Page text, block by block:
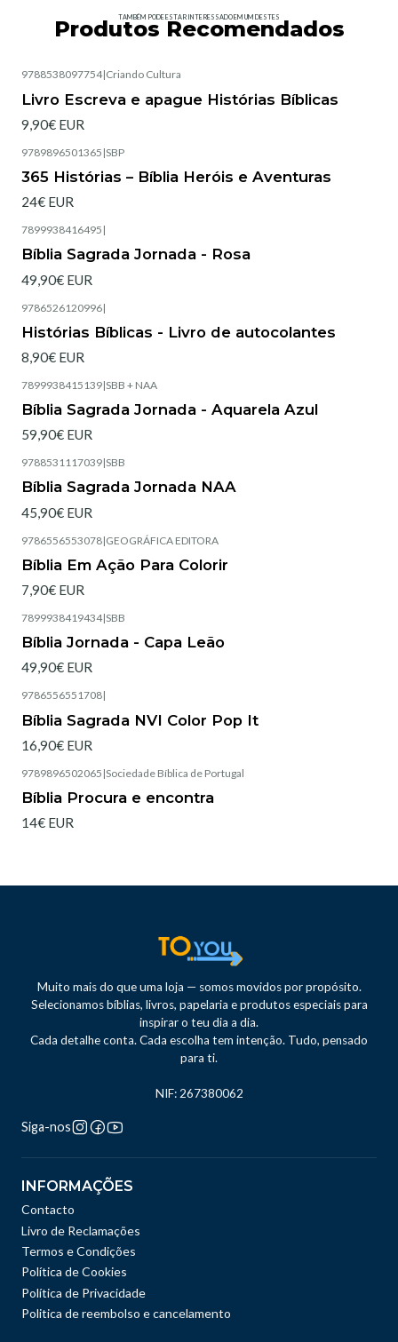
TAMBÉM PODE ESTAR INTERESSADO EM UM DESTES
Produtos Recomendados
9788538097754|Criando Cultura
Livro Escreva e apague Histórias Bíblicas
9,90€ EUR
9789896501365 |SBP
365 Histórias – Bíblia Heróis e Aventuras
24€ EUR
7899938416495 |
Bíblia Sagrada Jornada - Rosa
49,90€ EUR
9786526120996|
Histórias Bíblicas - Livro de autocolantes
8,90€ EUR
7899938415139|SBB + NAA
Bíblia Sagrada Jornada - Aquarela Azul
59,90€ EUR
9788531117039|SBB
Bíblia Sagrada Jornada NAA
45,90€ EUR
9786556553078|GEOGRÁFICA EDITORA
Bíblia Em Ação Para Colorir
7,90€ EUR
7899938419434|SBB
Bíblia Jornada - Capa Leão
49,90€ EUR
9786556551708|
Bíblia Sagrada NVI Color Pop It
16,90€ EUR
9789896502065 |Sociedade Bíblica de Portugal
Bíblia Procura e encontra
14€ EUR
Muito mais do que uma loja — somos movidos por propósito.
Selecionamos bíblias, livros, papelaria e produtos especiais para
inspirar o teu dia a dia.
Cada detalhe conta. Cada escolha tem intenção. Tudo, pensado
para ti.
NIF: 267380062
Siga-nos
INFORMAÇÕES
Contacto
Livro de Reclamações
Termos e Condições
Política de Cookies
Política de Privacidade
Politica de reembolso e cancelamento